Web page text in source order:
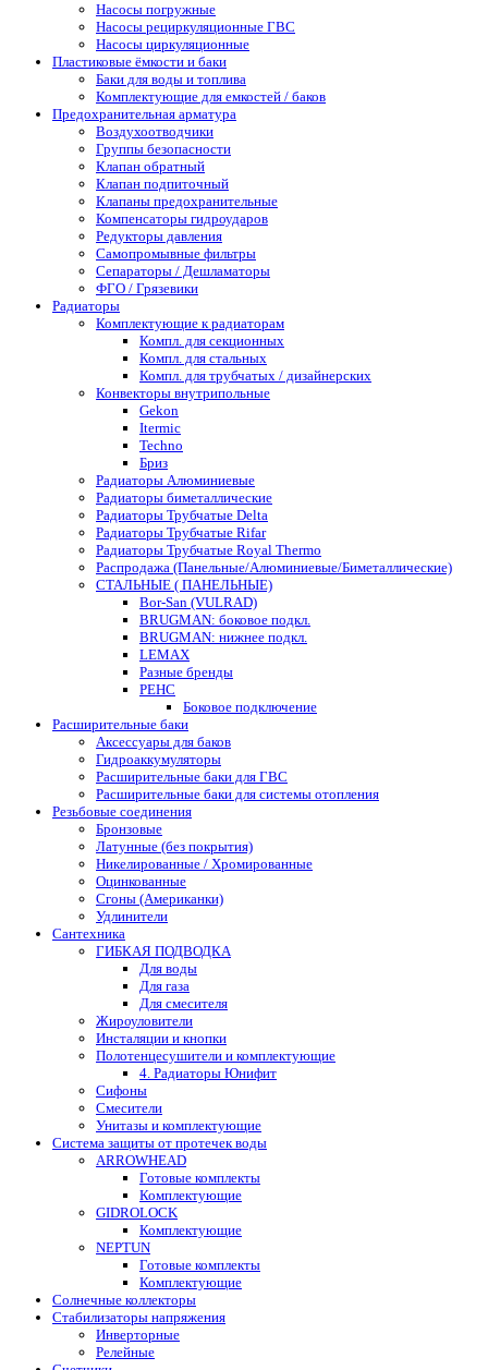
Насосы погружные
Насосы рециркуляционные ГВС
Насосы циркуляционные
Пластиковые ёмкости и баки
Баки для воды и топлива
Комплектующие для емкостей / баков
Предохранительная арматура
Воздухоотводчики
Группы безопасности
Клапан обратный
Клапан подпиточный
Клапаны предохранительные
Компенсаторы гидроударов
Редукторы давления
Самопромывные фильтры
Сепараторы / Дешламаторы
ФГО / Грязевики
Радиаторы
Комплектующие к радиаторам
Компл. для секционных
Компл. для стальных
Компл. для трубчатых / дизайнерских
Конвекторы внутрипольные
Gekon
Itermic
Techno
Бриз
Радиаторы Алюминиевые
Радиаторы биметаллические
Радиаторы Трубчатые Delta
Радиаторы Трубчатые Rifar
Радиаторы Трубчатые Royal Thermo
Распродажа (Панельные/Алюминиевые/Биметаллические)
СТАЛЬНЫЕ ( ПАНЕЛЬНЫЕ)
Bor-San (VULRAD)
BRUGMAN: боковое подкл.
BRUGMAN: нижнее подкл.
LEMAX
Разные бренды
РЕНС
Боковое подключение
Расширительные баки
Аксессуары для баков
Гидроаккумуляторы
Расширительные баки для ГВС
Расширительные баки для системы отопления
Резьбовые соединения
Бронзовые
Латунные (без покрытия)
Никелированные / Хромированные
Оцинкованные
Сгоны (Американки)
Удлинители
Сантехника
ГИБКАЯ ПОДВОДКА
Для воды
Для газа
Для смесителя
Жироуловители
Инсталяции и кнопки
Полотенцесушители и комплектующие
4. Радиаторы Юнифит
Сифоны
Смесители
Унитазы и комплектующие
Система защиты от протечек воды
ARROWHEAD
Готовые комплекты
Комплектующие
GIDROLOCK
Комплектующие
NEPTUN
Готовые комплекты
Комплектующие
Солнечные коллекторы
Стабилизаторы напряжения
Инверторные
Релейные